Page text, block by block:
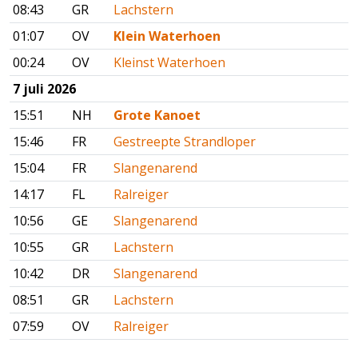
08:43
GR
Lachstern
01:07
OV
Klein Waterhoen
00:24
OV
Kleinst Waterhoen
7 juli 2026
15:51
NH
Grote Kanoet
15:46
FR
Gestreepte Strandloper
15:04
FR
Slangenarend
14:17
FL
Ralreiger
10:56
GE
Slangenarend
10:55
GR
Lachstern
10:42
DR
Slangenarend
08:51
GR
Lachstern
07:59
OV
Ralreiger